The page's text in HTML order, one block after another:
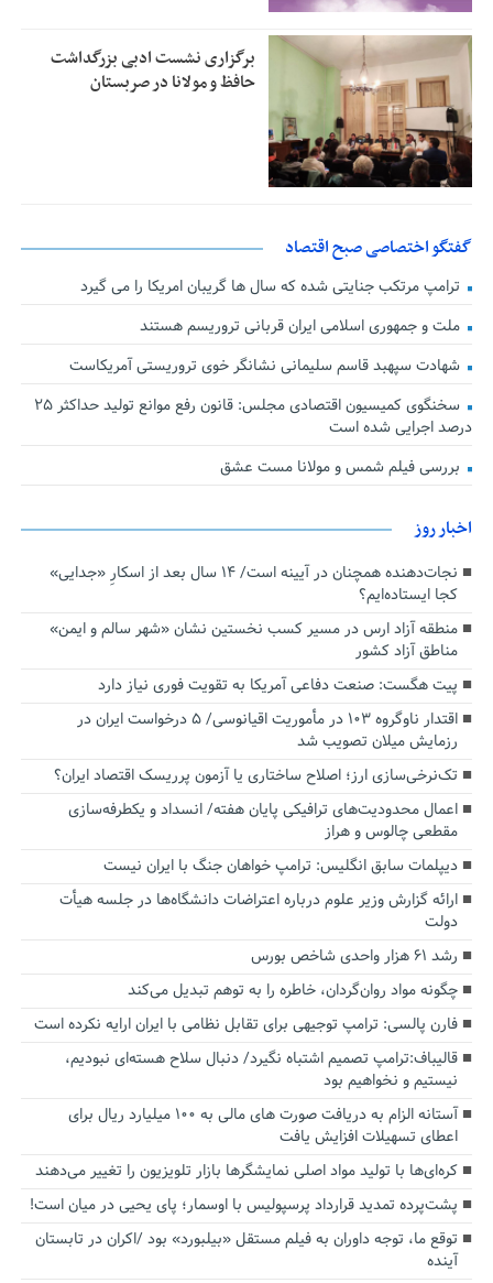
برگزاری نشست ادبی بزرگداشت
حافظ و مولانا در صربستان
گفتگو اختصاصی صبح اقتصاد
ترامپ مرتکب جنایتی شده که سال ها گریبان امریکا را می گیرد
ملت و جمهوری اسلامی ایران قربانی تروریسم هستند
شهادت سپهبد قاسم سلیمانی نشانگر خوی تروریستی آمریکاست
سخنگوی کمیسیون اقتصادی مجلس: قانون رفع موانع تولید حداکثر ۲۵
درصد اجرایی شده است
بررسی فیلم شمس و مولانا مست عشق
اخبار روز
نجات‌دهنده‌ همچنان در آیینه است/ ۱۴ سال بعد از اسکارِ «جدایی»
کجا ایستاده‌ایم؟
منطقه آزاد ارس در مسیر کسب نخستین نشان «شهر سالم و ایمن»
مناطق آزاد کشور
پیت هگست: صنعت دفاعی آمریکا به تقویت فوری نیاز دارد
اقتدار ناوگروه ۱۰۳ در مأموریت‌ اقیانوسی/ ۵ درخواست ایران در
رزمایش میلان تصویب شد
تک‌نرخی‌سازی ارز؛ اصلاح ساختاری یا آزمون پرریسک اقتصاد ایران؟
اعمال محدودیت‌های ترافیکی پایان هفته/ انسداد و یکطرفه‌سازی
مقطعی چالوس و هراز
دیپلمات سابق انگلیس:‌ ترامپ خواهان جنگ با ایران نیست
ارائه گزارش وزیر علوم درباره اعتراضات دانشگاه‌ها در جلسه هیأت
دولت
رشد ۶۱ هزار واحدی شاخص بورس
چگونه مواد روان‌گردان، خاطره را به توهم تبدیل می‌کند
فارن پالسی: ترامپ توجیهی برای تقابل نظامی با ایران ارایه نکرده است
قالیباف:ترامپ تصمیم اشتباه نگیرد/ دنبال سلاح هسته‌ای نبودیم،
نیستیم و نخواهیم بود
آستانه الزام به دریافت صورت های مالی به ۱۰۰ میلیارد ریال برای
اعطای تسهیلات افزایش یافت
کره‌ای‌ها با تولید مواد اصلی نمایشگرها بازار تلویزیون را تغییر می‌دهند
پشت‌پرده تمدید قرارداد پرسپولیس با اوسمار؛ پای یحیی در میان است!
توقع ما، توجه داوران به فیلم مستقل «بیلبورد» بود /اکران در تابستان
آینده